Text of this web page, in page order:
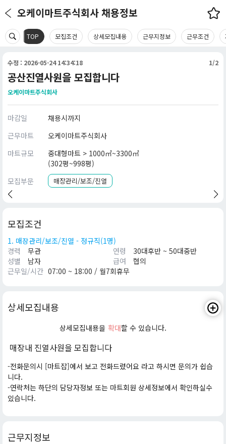
오케이마트주식회사 채용정보
TOP 모집조건 상세모집내용 근무지정보 근무조건
수정 : 2026-05-24 14:34:18 1/2
공산진열사원을 모집합니다
오케이마트주식회사
마감일
채용시까지
근무마트
오케이마트주식회사
마트규모
중대형마트 > 1000㎡~3300㎡
(302평~998평)
모집부문
매장관리/보조/진열
모집조건
1. 매장관리/보조/진열 - 정규직(1명)
경력
무관 연령
30대후반 ~ 50대중반
성별
남자 급여
협의
근무일/시간 07:00 ~ 18:00 / 월7회휴무
상세모집내용
상세모집내용을 확대할 수 있습니다.
매장내 진열사원을 모집합니다
-전화문의시 [마트잡]에서 보고 전화드렸어요 라고 하시면 문의가 쉽습
니다.
-연락처는 하단의 담당자정보 또는 마트회원 상세정보에서 확인하실수
있습니다.
근무지정보